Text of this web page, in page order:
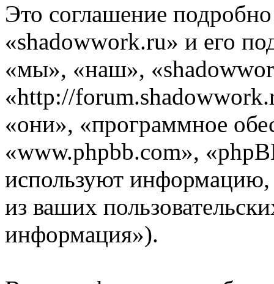
Это соглашение подробно
«shadowwork.ru» и его
«мы», «наш»,
«http://
«они», «программное
«www.phpbb.com»,
используют
из ваших
информация»).